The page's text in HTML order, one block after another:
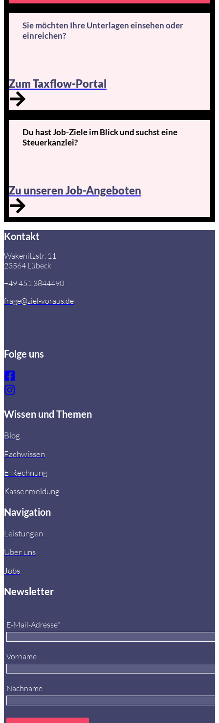
Sie möchten Ihre Unterlagen einsehen oder
einreichen?
Zum Taxflow-Portal
Du hast Job-Ziele im Blick und suchst eine
Steuerkanzlei?
Zu unseren Job-Angeboten
Kontakt
Wakenitzstr. 11
23564 Lübeck
+49 451 3844490
frage@ziel-voraus.de
Folge uns
Wissen und Themen
Blog
Fachwissen
E-Rechnung
Kassenmeldung
Navigation
Leistungen
Über uns
Jobs
Newsletter
E-Mail-Adresse*
Vorname
Nachname